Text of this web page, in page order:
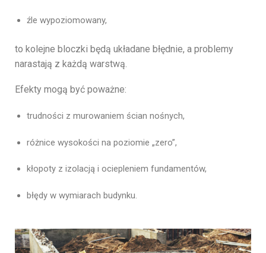
źle wypoziomowany,
to kolejne bloczki będą układane błędnie, a problemy
narastają z każdą warstwą.
Efekty mogą być poważne:
trudności z murowaniem ścian nośnych,
różnice wysokości na poziomie „zero”,
kłopoty z izolacją i ociepleniem fundamentów,
błędy w wymiarach budynku.